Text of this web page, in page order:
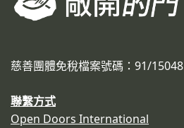
慈善團體免稅檔案號碼：91/15048
聯繫方式
Open Doors International